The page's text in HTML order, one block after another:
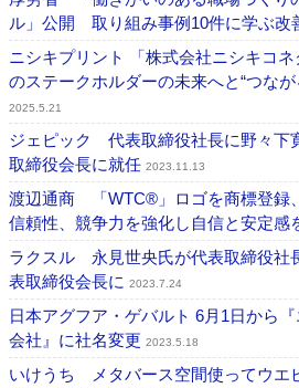
ル」公開 取り組み事例10件に学ぶ改
ニシキプリント 「株式会社ニシキコ
のステークホルダーの未来へと“つな
2025.5.21
ジェピック 代表取締役社長に野々下
取締役会長に就任 2023.11.13
渡辺通商 「WTC®」ロゴを商標登録
信頼性、競争力を強化し自信と安定感
ラクスル 永見世央氏が代表取締役社
表取締役会長に 2023.7.24
日本アグフア・ゲバルト 6月1日から
会社』に社名変更 2023.5.18
いけうち メタバース空間使ってウエ